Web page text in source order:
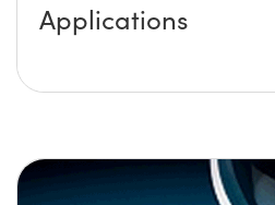
Applications